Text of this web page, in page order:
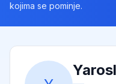
kojima se pominje.